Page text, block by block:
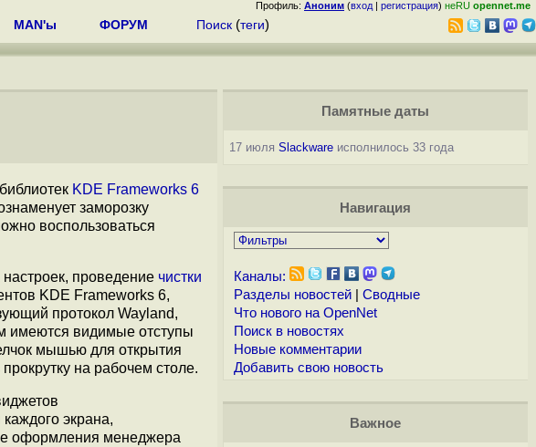
Профиль: Аноним (вход | регистрация) неRU opennet.me
MAN'ы ФОРУМ Поиск (теги)
KDE Frameworks 6
заморозку
воспользоваться
проведение чистки
KDE Frameworks 6,
протокол Wayland,
имеются видимые отступы
мышью для открытия
на рабочем столе.
экрана,
оформления менеджера
Памятные даты
17 июля Slackwareисполнилось 33 года
Навигация
Каналы:
Разделы новостей| Сводные
Что нового на OpenNet
Поиск в новостях
Новые комментарии
Добавить свою новость
Важное